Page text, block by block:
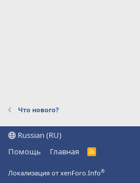
Что нового?
Russian (RU)
Помощь
Главная
R
Локализация от xenForo.Info®